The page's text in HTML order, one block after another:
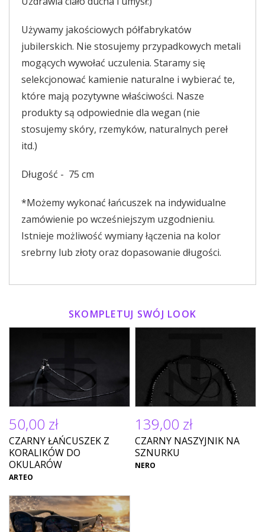
Używamy jakościowych półfabrykatów
jubilerskich. Nie stosujemy przypadkowych metali
mogących wywołać uczulenia. Staramy się
selekcjonować kamienie naturalne i wybierać te,
które mają pozytywne właściwości. Nasze
produkty są odpowiednie dla wegan (nie
stosujemy skóry, rzemyków, naturalnych pereł
itd.)
Długość - 75 cm
*Możemy wykonać łańcuszek na indywidualne
zamówienie po wcześniejszym uzgodnieniu.
Istnieje możliwość wymiany łączenia na kolor
srebrny lub złoty oraz dopasowanie długości.
SKOMPLETUJ SWÓJ LOOK
50,00 zł
CZARNY ŁAŃCUSZEK Z
KORALIKÓW DO
OKULARÓW
ARTEO
139,00 zł
CZARNY NASZYJNIK NA
SZNURKU
NERO